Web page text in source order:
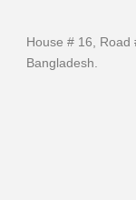
House # 16, Road
Bangladesh.